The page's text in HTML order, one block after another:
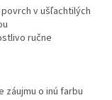
v ušľachtilých
ručne
záujmu o inú farbu